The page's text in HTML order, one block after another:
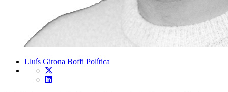
Lluís Girona Boffi Política